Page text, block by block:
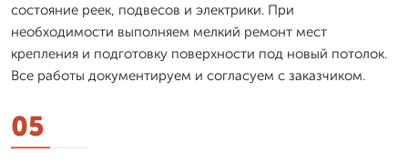
состояние реек, подвесов и электрики. При
необходимости выполняем мелкий ремонт мест
крепления и подготовку поверхности под новый потолок.
Все работы документируем и согласуем с заказчиком.
05